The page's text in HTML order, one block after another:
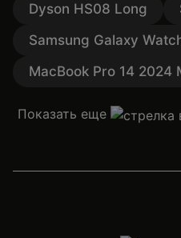
Dyson HS08 Long
Samsung Galaxy
MacBook Pro 14 2024
Показать еще